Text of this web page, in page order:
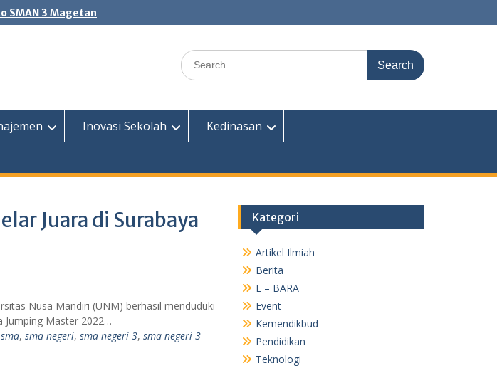
SMAN 3 Magetan
Search
for:
Inovasi Sekolah
Kedinasan
Juara di Surabaya
Nusa Mandiri (UNM) berhasil menduduki
Jumping Master 2022…
sma, sma negeri, sma negeri 3, sma negeri 3
Kategori
Artikel Ilmiah
Berita
E – BARA
Event
Kemendikbud
Pendidikan
Teknologi